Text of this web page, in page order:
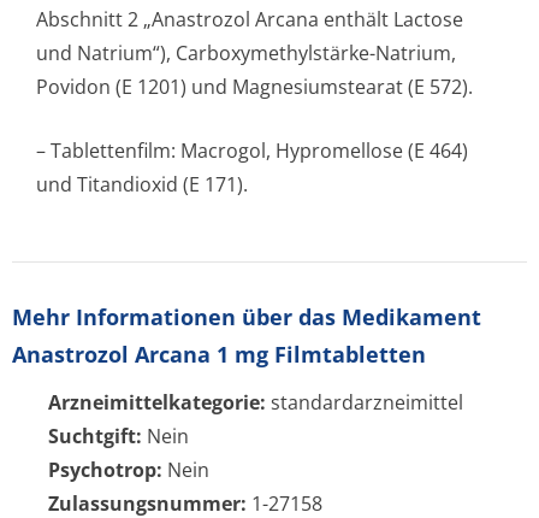
Abschnitt 2 „Anastrozol Arcana enthält Lactose
und Natrium“), Carboxymethylstärke-Natrium,
Povidon (E 1201) und Magnesiumstearat (E 572).
– Tablettenfilm: Macrogol, Hypromellose (E 464)
und Titandioxid (E 171).
Mehr Informationen über das Medikament
Anastrozol Arcana 1 mg Filmtabletten
Arzneimittelkategorie: standardarzneimittel
Suchtgift: Nein
Psychotrop: Nein
Zulassungsnummer: 1-27158